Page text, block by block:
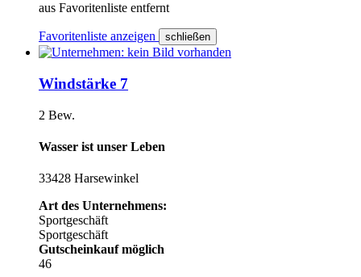
aus Favoritenliste entfernt
Favoritenliste anzeigen schließen
Windstärke 7
2 Bew.
Wasser ist unser Leben
33428 Harsewinkel
Art des Unternehmens:
Sportgeschäft
Sportgeschäft
Gutscheinkauf möglich
46